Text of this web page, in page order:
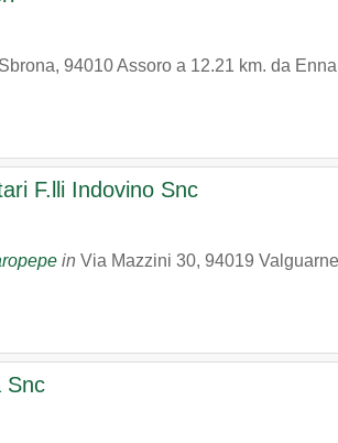
, 94010Assoro a 12.21 km. da
F.lli Indovino Snc
in Via Mazzini 30, 94019
Snc